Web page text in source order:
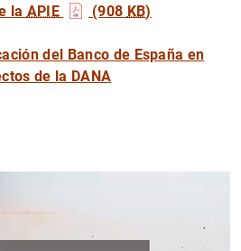
la APIE (908 KB)
del Banco de España en
de la DANA